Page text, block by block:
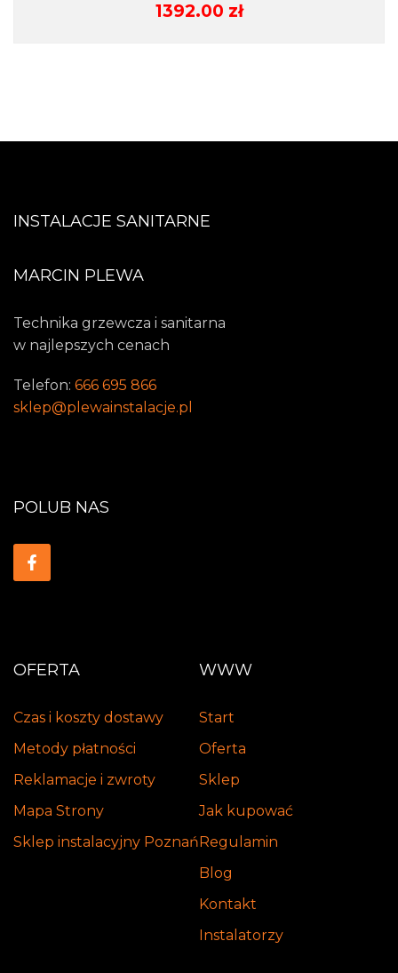
1392.00 zł
INSTALACJE SANITARNE
MARCIN PLEWA
Technika grzewcza i sanitarna
w najlepszych cenach
Telefon: 666 695 866
sklep@plewainstalacje.pl
OFERTA
Czas i koszty dostawy
Metody płatności
Reklamacje i zwroty
Mapa Strony
Sklep instalacyjny Poznań
WWW
Start
Oferta
Sklep
Jak kupować
Regulamin
Blog
Kontakt
Instalatorzy
POLUB NAS